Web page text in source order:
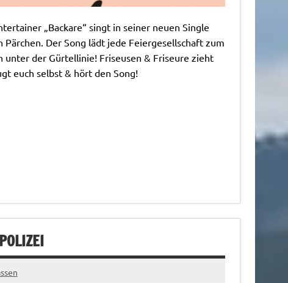
„Backare“ singt in seiner neuen Single
Der Song lädt jede Feiergesellschaft zum
der Gürtellinie! Friseusen & Friseure zieht
euch selbst & hört den Song!